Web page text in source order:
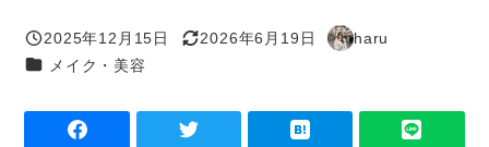
投稿日
2025年12月15日
更新日
2026年6月19日
著
haru
カテゴリー
メイク・美容